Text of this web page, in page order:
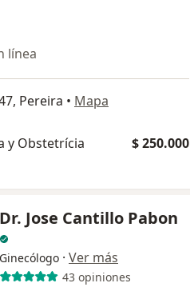
línea
Pereira • Mapa
y Obstetrícia $ 250.000
Dr. Jose Cantillo Pabon
Ginecólogo · Ver más
43 opiniones